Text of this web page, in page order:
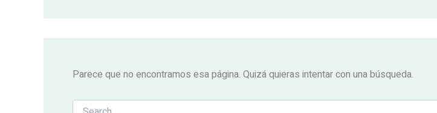
Parece que no encontramos esa página. Quizá quieras intentar con una búsqueda.